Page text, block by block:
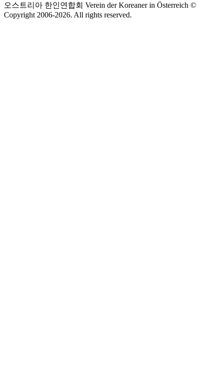
오스트리아 한인연합회 Verein der Koreaner in Österreich ©
Copyright 2006-2026. All rights reserved.